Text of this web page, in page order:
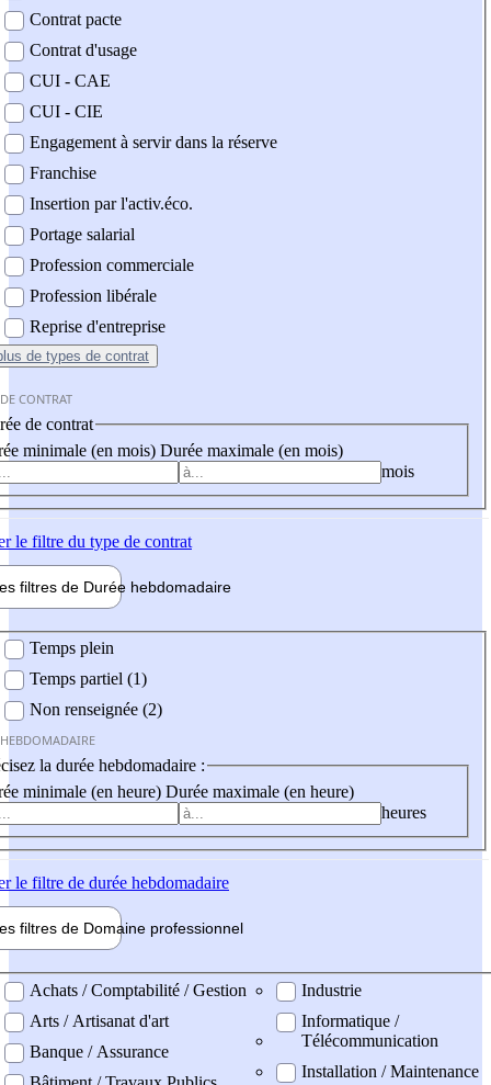
Contrat pacte
Contrat d'usage
CUI - CAE
CUI - CIE
Engagement à servir dans la réserve
Franchise
Insertion par l'activ.éco.
Portage salarial
Profession commerciale
Profession libérale
Reprise d'entreprise
de types de contrat
CONTRAT
de contrat
minimale (en mois) Durée maximale (en mois)
mois
le filtre du type de contrat
filtres de Durée hebdomadaire
Temps plein
Temps partiel (1)
Non renseignée (2)
la durée hebdomadaire :
minimale (en heure) Durée maximale (en heure)
heures
le filtre de durée hebdomadaire
filtres de Domaine professionnel
professionel
Achats / Comptabilité / Gestion
Arts / Artisanat d'art
Banque / Assurance
Industrie
Informatique /
Télécommunication
Installation / Maintenance